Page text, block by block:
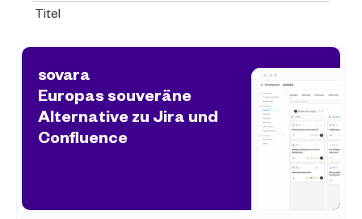
Titel
sovara
Europas souveräne
Alternative zu Jira und
Confluence